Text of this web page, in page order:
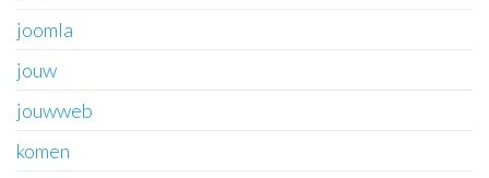
joomla
jouw
jouwweb
komen